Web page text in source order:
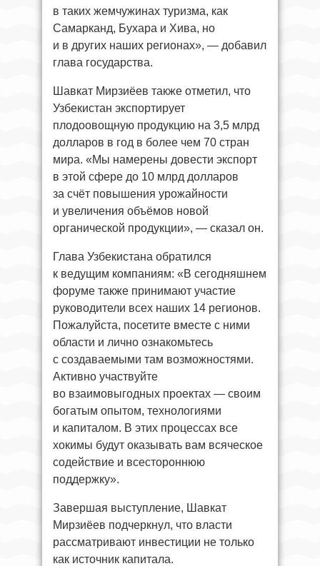
в таких жемчужинах туризма, как
Самарканд, Бухара и Хива, но
и в других наших регионах», — добавил
глава государства.
Шавкат Мирзиёев также отметил, что
Узбекистан экспортирует
плодоовощную продукцию на 3,5 млрд
долларов в год в более чем 70 стран
мира. «Мы намерены довести экспорт
в этой сфере до 10 млрд долларов
за счёт повышения урожайности
и увеличения объёмов новой
органической продукции», — сказал он.
Глава Узбекистана обратился
к ведущим компаниям: «В сегодняшнем
форуме также принимают участие
руководители всех наших 14 регионов.
Пожалуйста, посетите вместе с ними
области и лично ознакомьтесь
с создаваемыми там возможностями.
Активно участвуйте
во взаимовыгодных проектах — своим
богатым опытом, технологиями
и капиталом. В этих процессах все
хокимы будут оказывать вам всяческое
содействие и всестороннюю
поддержку».
Завершая выступление, Шавкат
Мирзиёев подчеркнул, что власти
рассматривают инвестиции не только
как источник капитала.